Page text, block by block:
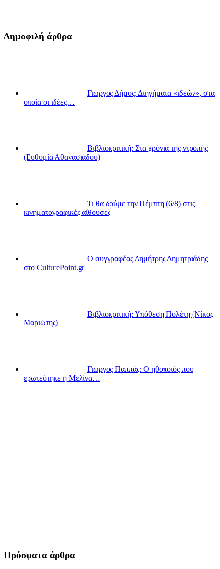
Δημοφιλή άρθρα
Γιώργος Δήμος: Διηγήματα «ιδεών», στα
οποία οι ιδέες…
Βιβλιοκριτική: Στα χρόνια της ντροπής
(Ευθυμία Αθανασιάδου)
Τι θα δούμε την Πέμπτη (6/8) στις
κινηματογραφικές αίθουσες
Ο συγγραφέας Δημήτρης Δημητριάδης
στο CulturePoint.gr
Βιβλιοκριτική: Υπόθεση Πολέτη (Νίκος
Μαριώτης)
Γιώργος Παππάς: Ο ηθοποιός που
ερωτεύτηκε η Μελίνα…
Πρόσφατα άρθρα